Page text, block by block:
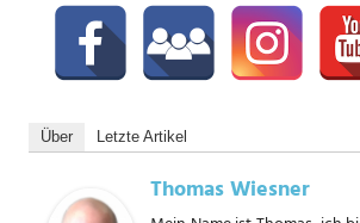
Über Letzte Artikel
Thomas Wiesner